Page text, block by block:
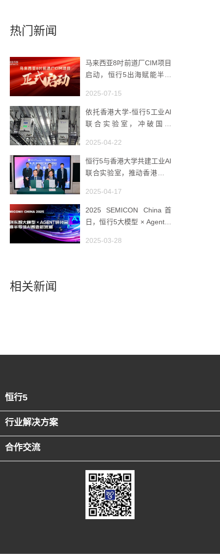
热门新闻
马来西亚8吋前道厂CIM项目
启动，恒行5出海赋能半导
2025-07-15
依托香港大学-恒行5工业AI
联合实验室，冲破国产
2025-04-22
恒行5与香港大学共建工业AI
联合实验室，推动香港成为
2025-04-17
2025 SEMICON China首
日，恒行5大模型 × Agent研
潮
2025-03-28
相关新闻
恒行5
行业解决方案
合作交流